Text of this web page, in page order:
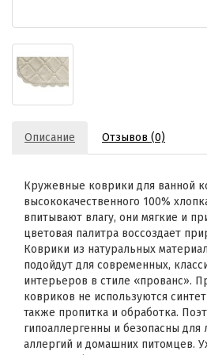
Описание Отзывов (0)
Кружевные коврики для ванной
высококачественного 100%
впитывают влагу, они мягкие и
цветовая палитра воссоздает
Коврики из натуральных
подойдут для современных,
интерьеров в стиле «прованс».
ковриков не используются
также пропитка и обработка.
гипоаллергенны и безопасны
аллергий и домашних питомцев.